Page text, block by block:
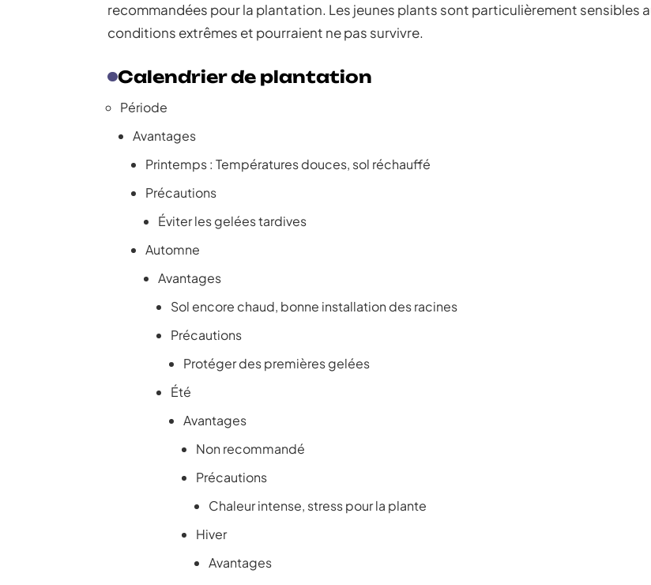
recommandées pour la plantation. Les jeunes plants sont particulièrement sensibles
conditions extrêmes et pourraient ne pas survivre.
Calendrier de plantation
Période
Avantages
Printemps : Températures douces, sol réchauffé
Précautions
Éviter les gelées tardives
Automne
Avantages
Sol encore chaud, bonne installation des racines
Précautions
Protéger des premières gelées
Été
Avantages
Non recommandé
Précautions
Chaleur intense, stress pour la plante
Hiver
Avantages